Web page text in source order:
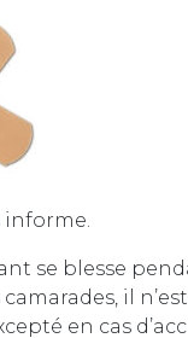
informe.
se blesse
camarades, il
en cas